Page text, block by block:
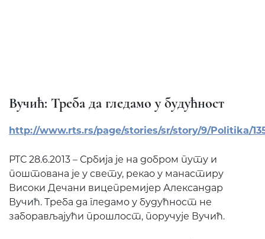
Вучић: Треба да гледамо у будућност
http://www.rts.rs/page/stories/sr/story/9/Politika/
РТС 28.6.2013 – Србија је на добром путу и
поштована је у свету, рекао у манастиру
Високи Дечани вицепремијер Александар
Вучић. Треба да гледамо у будућност не
заборављајући прошлост, поручује Вучић.